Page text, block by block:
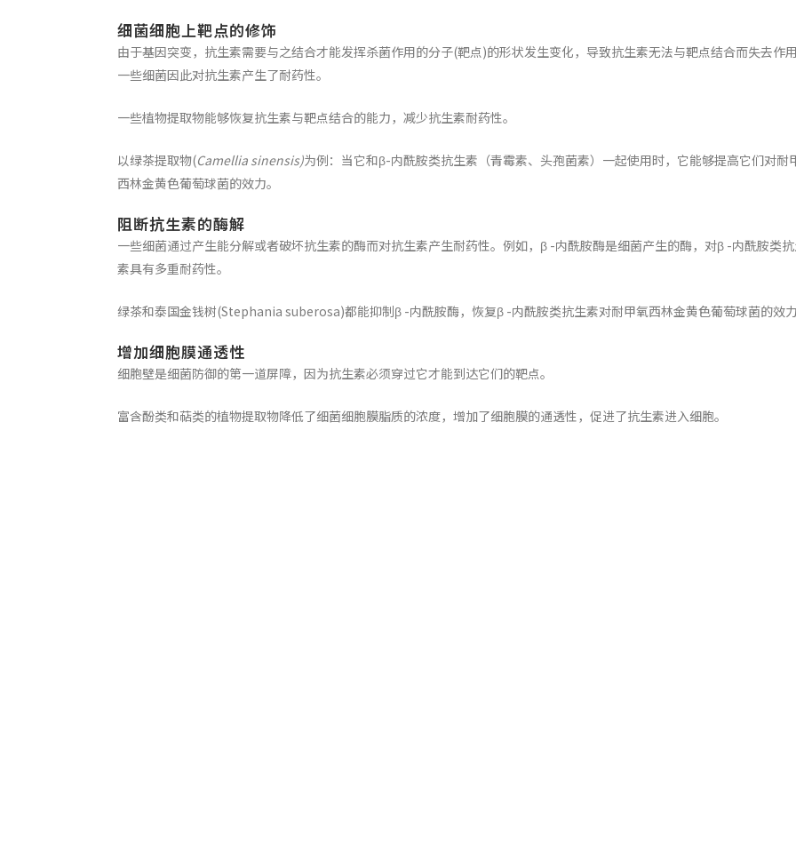
细菌细胞上靶点的修饰
由于基因突变，抗生素需要与之结合才能发挥杀菌作用的分子(靶点)的形状发生变化，导致抗生素无法与靶点结合而失去作
一些细菌因此对抗生素产生了耐药性。
一些植物提取物能够恢复抗生素与靶点结合的能力，减少抗生素耐药性。
以绿茶提取物(Camellia sinensis)为例：当它和β-内酰胺类抗生素（青霉素、头孢菌素）一起使用时，它能够提高它们对耐
西林金黄色葡萄球菌的效力。
阻断抗生素的酶解
一些细菌通过产生能分解或者破坏抗生素的酶而对抗生素产生耐药性。例如，β -内酰胺酶是细菌产生的酶，对β -内酰胺类
素具有多重耐药性。
绿茶和泰国金钱树(Stephania suberosa)都能抑制β -内酰胺酶，恢复β -内酰胺类抗生素对耐甲氧西林金黄色葡萄球菌的效
增加细胞膜通透性
细胞壁是细菌防御的第一道屏障，因为抗生素必须穿过它才能到达它们的靶点。
富含酚类和萜类的植物提取物降低了细菌细胞膜脂质的浓度，增加了细胞膜的通透性，促进了抗生素进入细胞。